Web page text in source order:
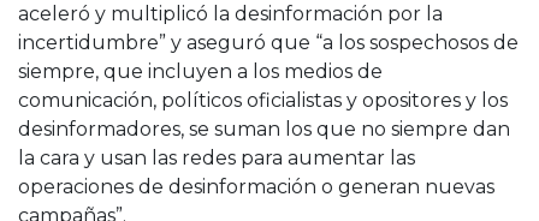
aceleró y multiplicó la desinformación por la
incertidumbre” y aseguró que “a los sospechosos de
siempre, que incluyen a los medios de
comunicación, políticos oficialistas y opositores y los
desinformadores, se suman los que no siempre dan
la cara y usan las redes para aumentar las
operaciones de desinformación o generan nuevas
campañas”.